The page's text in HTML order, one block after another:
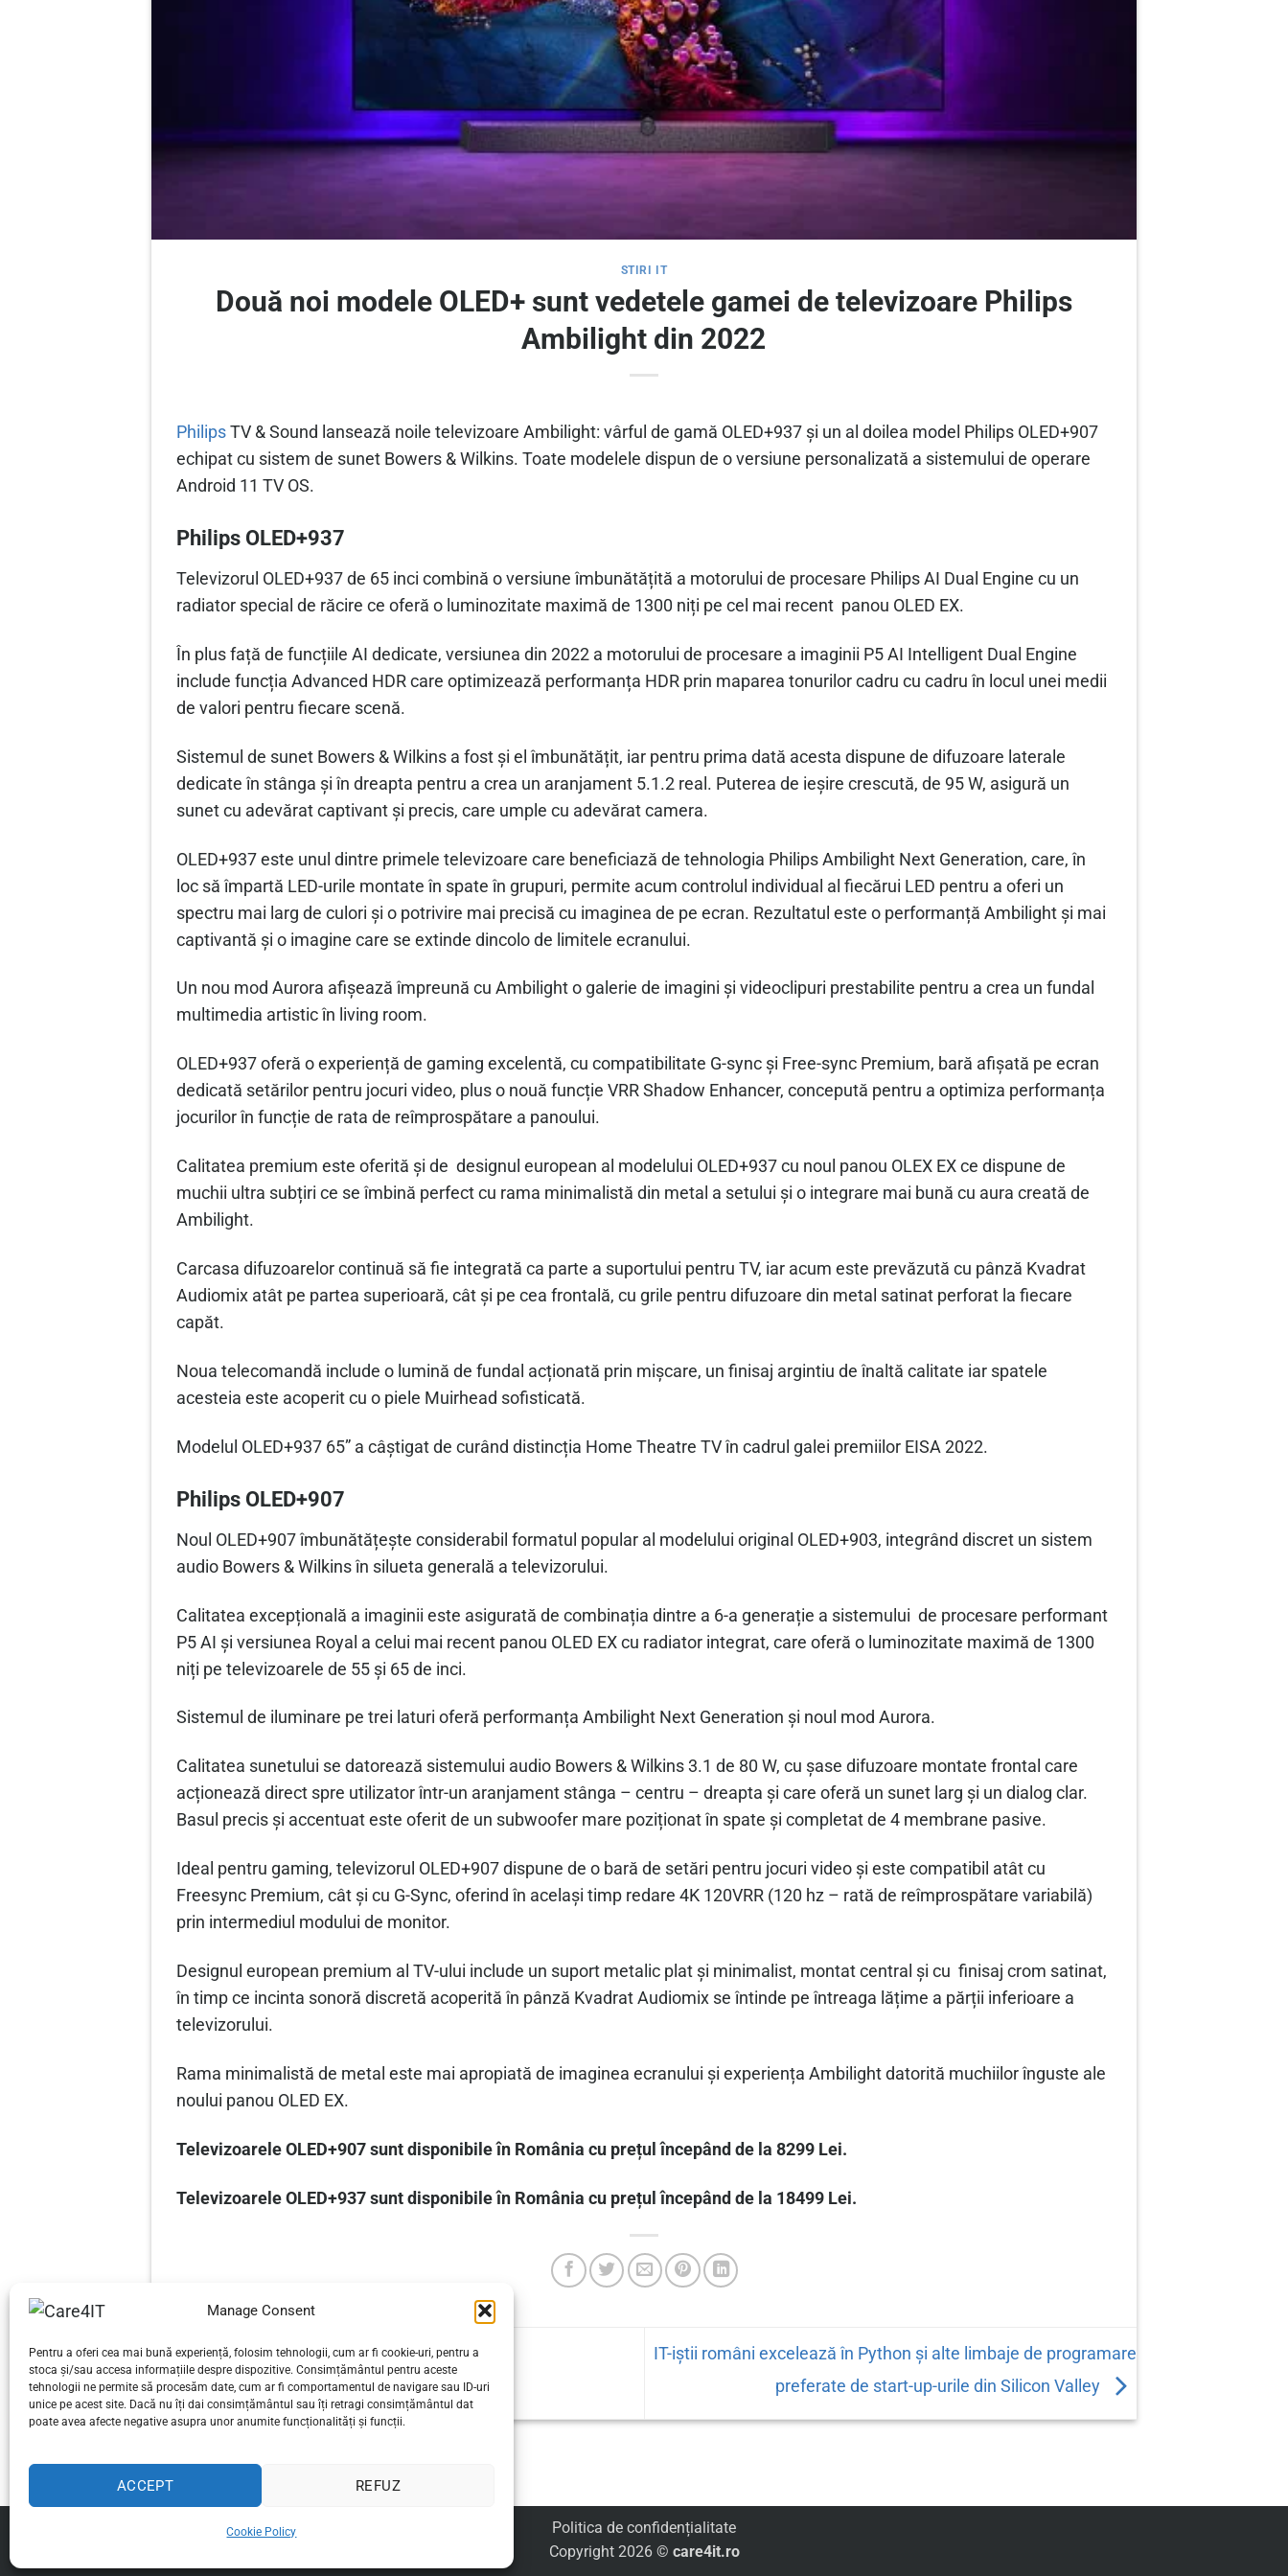
Manage Consent
Pentru a oferi cea mai bună experiență, folosim tehnologii, cum ar fi cookie-uri, pentru a
stoca și/sau accesa informațiile despre dispozitive. Consimțământul pentru aceste
tehnologii ne permite să procesăm date, cum ar fi comportamentul de navigare sau ID-uri
unice pe acest site. Dacă nu îți dai consimțământul sau îți retragi consimțământul dat
poate avea afecte negative asupra unor anumite funcționalități și funcții.
ACCEPT REFUZ
Cookie Policy
STIRI IT
Două noi modele OLED+ sunt vedetele gamei de televizoare Philips
Ambilight din 2022
Philips TV & Sound lansează noile televizoare Ambilight: vârful de gamă OLED+937 și un al doilea model Philips OLED+907
echipat cu sistem de sunet Bowers & Wilkins. Toate modelele dispun de o versiune personalizată a sistemului de operare
Android 11 TV OS.
Philips OLED+937
Televizorul OLED+937 de 65 inci combină o versiune îmbunătățită a motorului de procesare Philips AI Dual Engine cu un
radiator special de răcire ce oferă o luminozitate maximă de 1300 niți pe cel mai recent panou OLED EX.
În plus față de funcțiile AI dedicate, versiunea din 2022 a motorului de procesare a imaginii P5 AI Intelligent Dual Engine
include funcția Advanced HDR care optimizează performanța HDR prin maparea tonurilor cadru cu cadru în locul unei medii
de valori pentru fiecare scenă.
Sistemul de sunet Bowers & Wilkins a fost și el îmbunătățit, iar pentru prima dată acesta dispune de difuzoare laterale
dedicate în stânga și în dreapta pentru a crea un aranjament 5.1.2 real. Puterea de ieșire crescută, de 95 W, asigură un
sunet cu adevărat captivant și precis, care umple cu adevărat camera.
OLED+937 este unul dintre primele televizoare care beneficiază de tehnologia Philips Ambilight Next Generation, care, în
loc să împartă LED-urile montate în spate în grupuri, permite acum controlul individual al fiecărui LED pentru a oferi un
spectru mai larg de culori și o potrivire mai precisă cu imaginea de pe ecran. Rezultatul este o performanță Ambilight și mai
captivantă și o imagine care se extinde dincolo de limitele ecranului.
Un nou mod Aurora afișează împreună cu Ambilight o galerie de imagini și videoclipuri prestabilite pentru a crea un fundal
multimedia artistic în living room.
OLED+937 oferă o experiență de gaming excelentă, cu compatibilitate G-sync și Free-sync Premium, bară afișată pe ecran
dedicată setărilor pentru jocuri video, plus o nouă funcție VRR Shadow Enhancer, concepută pentru a optimiza performanța
jocurilor în funcție de rata de reîmprospătare a panoului.
Calitatea premium este oferită și de designul european al modelului OLED+937 cu noul panou OLEX EX ce dispune de
muchii ultra subțiri ce se îmbină perfect cu rama minimalistă din metal a setului și o integrare mai bună cu aura creată de
Ambilight.
Carcasa difuzoarelor continuă să fie integrată ca parte a suportului pentru TV, iar acum este prevăzută cu pânză Kvadrat
Audiomix atât pe partea superioară, cât și pe cea frontală, cu grile pentru difuzoare din metal satinat perforat la fiecare
capăt.
Noua telecomandă include o lumină de fundal acționată prin mișcare, un finisaj argintiu de înaltă calitate iar spatele
acesteia este acoperit cu o piele Muirhead sofisticată.
Modelul OLED+937 65” a câștigat de curând distincția Home Theatre TV în cadrul galei premiilor EISA 2022.
Philips OLED+907
Noul OLED+907 îmbunătățește considerabil formatul popular al modelului original OLED+903, integrând discret un sistem
audio Bowers & Wilkins în silueta generală a televizorului.
Calitatea excepțională a imaginii este asigurată de combinația dintre a 6-a generație a sistemului de procesare performant
P5 AI și versiunea Royal a celui mai recent panou OLED EX cu radiator integrat, care oferă o luminozitate maximă de 1300
niți pe televizoarele de 55 și 65 de inci.
Sistemul de iluminare pe trei laturi oferă performanța Ambilight Next Generation și noul mod Aurora.
Calitatea sunetului se datorează sistemului audio Bowers & Wilkins 3.1 de 80 W, cu șase difuzoare montate frontal care
acționează direct spre utilizator într-un aranjament stânga – centru – dreapta și care oferă un sunet larg și un dialog clar.
Basul precis și accentuat este oferit de un subwoofer mare poziționat în spate și completat de 4 membrane pasive.
Ideal pentru gaming, televizorul OLED+907 dispune de o bară de setări pentru jocuri video și este compatibil atât cu
Freesync Premium, cât și cu G-Sync, oferind în același timp redare 4K 120VRR (120 hz – rată de reîmprospătare variabilă)
prin intermediul modului de monitor.
Designul european premium al TV-ului include un suport metalic plat și minimalist, montat central și cu finisaj crom satinat,
în timp ce incinta sonoră discretă acoperită în pânză Kvadrat Audiomix se întinde pe întreaga lățime a părții inferioare a
televizorului.
Rama minimalistă de metal este mai apropiată de imaginea ecranului și experiența Ambilight datorită muchiilor înguste ale
noului panou OLED EX.
Televizoarele OLED+907 sunt disponibile în România cu prețul începând de la 8299 Lei.
Televizoarele OLED+937 sunt disponibile în România cu prețul începând de la 18499 Lei.
The most interesting GPS blocker’s secrets
IT-iștii români excelează în Python și alte limbaje de programare
preferate de start-up-urile din Silicon Valley
Politica de confidențialitate
Copyright 2026 © care4it.ro